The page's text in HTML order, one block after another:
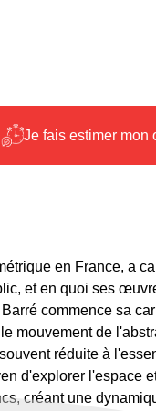
Je fais estimer mon
en France, a
et en quoi ses
commence sa
mouvement de
réduite à
d'explorer
créant une